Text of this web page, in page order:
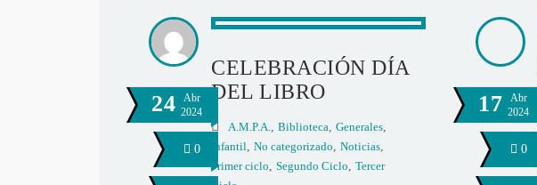
24
Abr
2024
0
CELEBRACIÓN DÍA
DEL LIBRO
A.M.P.A., Biblioteca, Generales,
Infantil, No categorizado, Noticias,
Primer ciclo, Segundo Ciclo, Tercer
17
Abr
2024
0